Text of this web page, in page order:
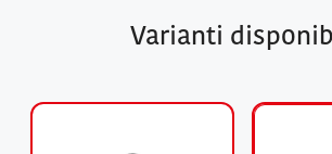
Varianti